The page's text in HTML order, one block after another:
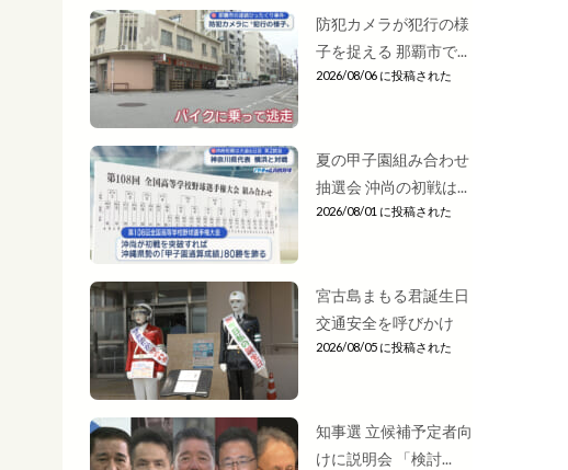
防犯カメラが犯行の様
子を捉える 那覇市で...
2026/08/06 に投稿された
夏の甲子園組み合わせ
抽選会 沖尚の初戦は...
2026/08/01 に投稿された
宮古島まもる君誕生日
交通安全を呼びかけ
2026/08/05 に投稿された
知事選 立候補予定者向
けに説明会 「検討...